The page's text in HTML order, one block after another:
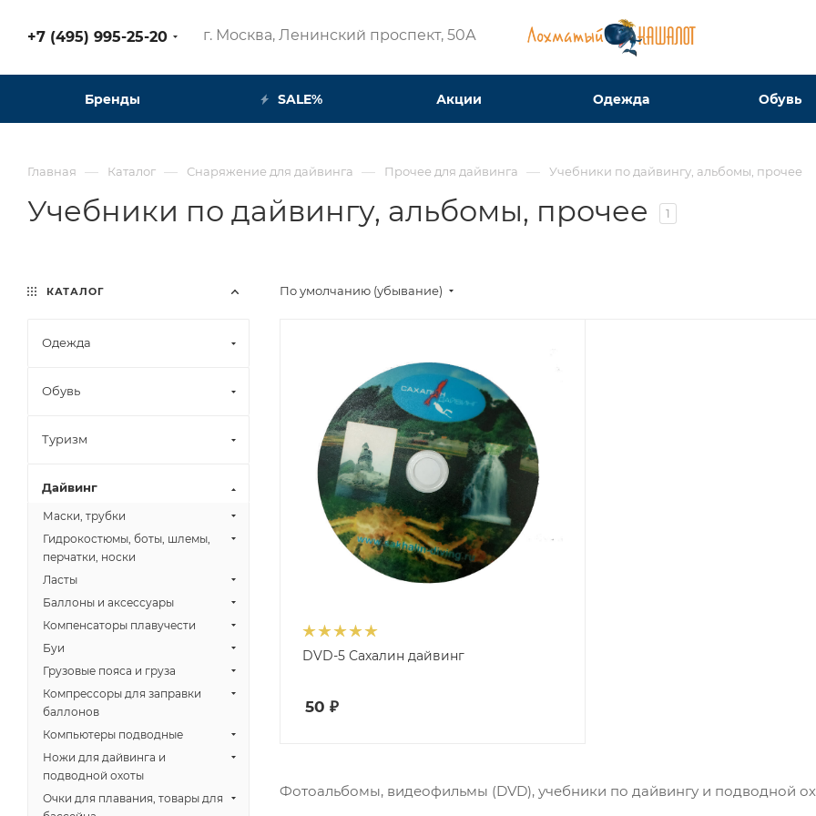
+7 (495) 995-25-20​ г. Москва, Ленинский проспект, 50А​
Бренды SALE% Акции Одежда Обувь
Главная — Каталог — Снаряжение для дайвинга — Прочее для дайвинга — Учебники по дайвингу, альбомы, прочее
Учебники по дайвингу, альбомы, прочее 1
По умолчанию (убывание)
DVD-5 Сахалин дайвинг
50 ₽
Фотоальбомы, видеофильмы (DVD), учебники по дайвингу и подводной
КАТАЛОГ
Одежда
Обувь
Туризм
Дайвинг
Маски, трубки
Гидрокостюмы, боты, шлемы,
перчатки, носки
Ласты
Баллоны и аксессуары
Компенсаторы плавучести
Буи
Грузовые пояса и груза
Компрессоры для заправки
баллонов
Компьютеры подводные
Ножи для дайвинга и
подводной охоты
Очки для плавания, товары для